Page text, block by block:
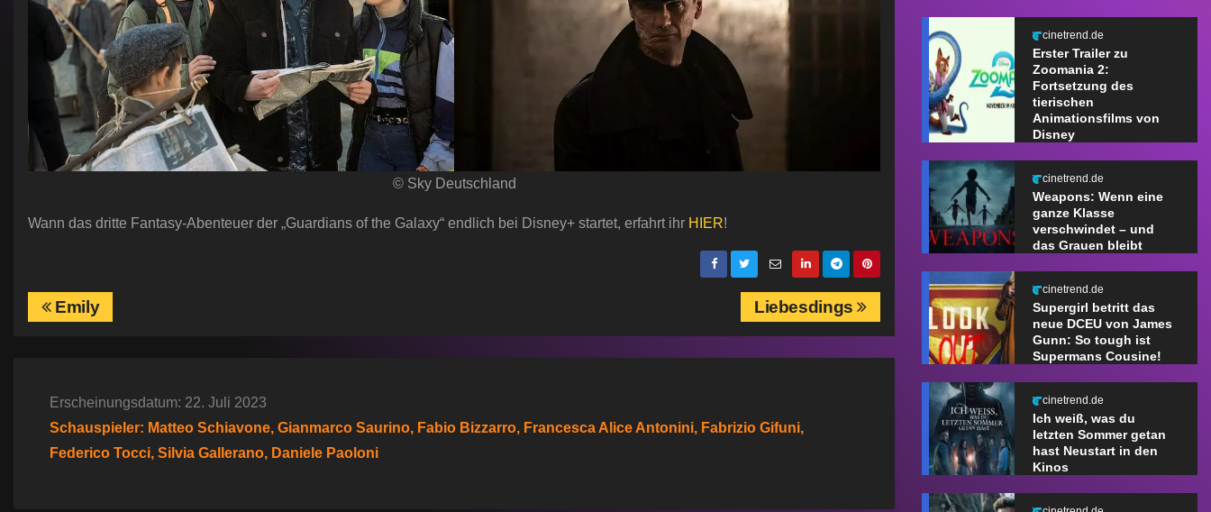
© Sky Deutschland
Wann das dritte Fantasy-Abenteuer der „Guardians of the Galaxy“ endlich bei Disney+ startet, erfahrt ihr HIER!
B
Liebesdings
Emily
Erscheinungsdatum: 22. Juli 2023
Schauspieler: Matteo Schiavone, Gianmarco Saurino, Fabio Bizzarro, Francesca Alice Antonini, Fabrizio Gifuni,
Federico Tocci, Silvia Gallerano, Daniele Paoloni
cinetrend.de
Erster Trailer zu
Zoomania 2:
Fortsetzung des
tierischen
Animationsfilms von
Disney
cinetrend.de
Weapons: Wenn eine
ganze Klasse
verschwindet – und
das Grauen bleibt
cinetrend.de
Supergirl betritt das
neue DCEU von James
Gunn: So tough ist
Supermans Cousine!
cinetrend.de
Ich weiß, was du
letzten Sommer getan
hast Neustart in den
Kinos